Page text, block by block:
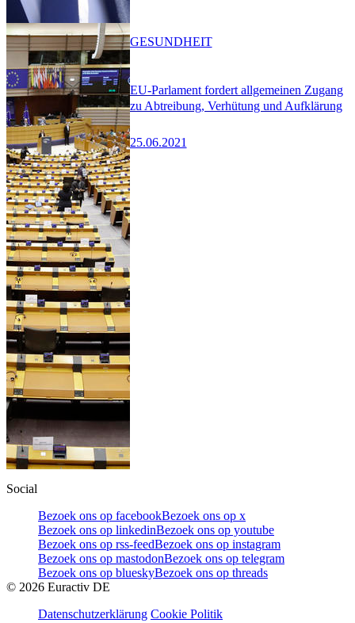
EU-Parlament fordert allgemeinen Zugang
zu Abtreibung, Verhütung und Aufklärung
25.06.2021
GESUNDHEIT
Social
Bezoek ons op facebookBezoek ons op x
Bezoek ons op linkedinBezoek ons op youtube
Bezoek ons op rss-feedBezoek ons op instagram
Bezoek ons op mastodonBezoek ons op telegram
Bezoek ons op blueskyBezoek ons op threads
© 2026 Euractiv DE
Datenschutzerklärung Cookie Politik